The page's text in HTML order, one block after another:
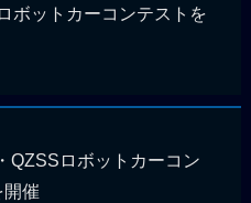
ボットカーコンテストを
QZSSロボットカーコン
開催